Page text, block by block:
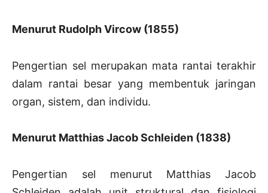
Menurut Rudolph Vircow (1855)
Pengertian sel merupakan mata rantai terakhir
dalam rantai besar yang membentuk jaringan
organ, sistem, dan individu.
Menurut Matthias Jacob Schleiden (1838)
Pengertian sel menurut Matthias Jacob